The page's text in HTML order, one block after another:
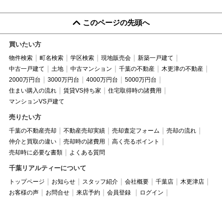
このページの先頭へ
買いたい方
物件検索 町名検索 学区検索 現地販売会
新築一戸建て
中古一戸建て
土地 中古マンション 千葉の不動産
木更津の不動産
2000万円台
3000万円台 4000万円台
5000万円台
住まい購入の流れ
賃貸VS持ち家
住宅取得時の諸費用
マンションVS戸建て
売りたい方
千葉の不動産売却 不動産売却実績 売却査定フォーム
売却の流れ
仲介と買取の違い
売却時の諸費用
高く売るポイント
売却時に必要な書類
よくある質問
千葉リアルティーについて
トップページ お知らせ スタッフ紹介 会社概要 千葉店
木更津店
お客様の声
お問合せ 来店予約 会員登録
ログイン